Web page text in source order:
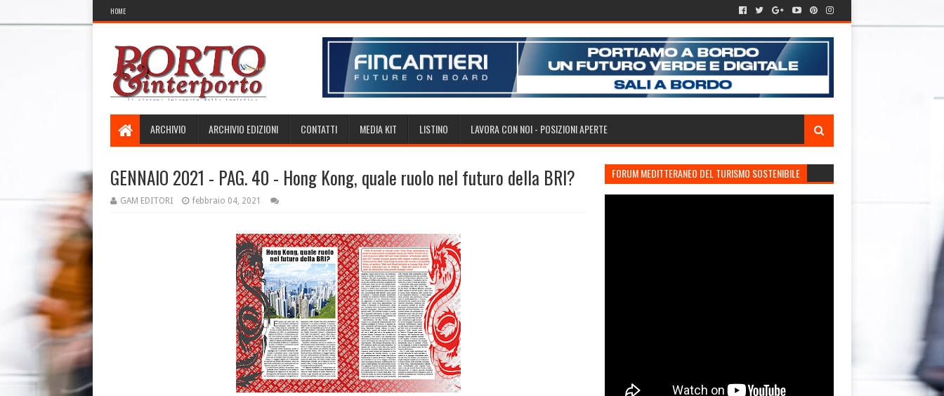
HOME
ARCHIVIO ARCHIVIO EDIZIONI CONTATTI MEDIA KIT LISTINO LAVORA CON NOI - POSIZIONI APERTE
GENNAIO 2021 - PAG. 40 - Hong Kong, quale ruolo nel futuro della BRI?
GAM EDITORI febbraio 04, 2021
FORUM MEDITTERANEO DEL TURISMO SOSTENIBILE